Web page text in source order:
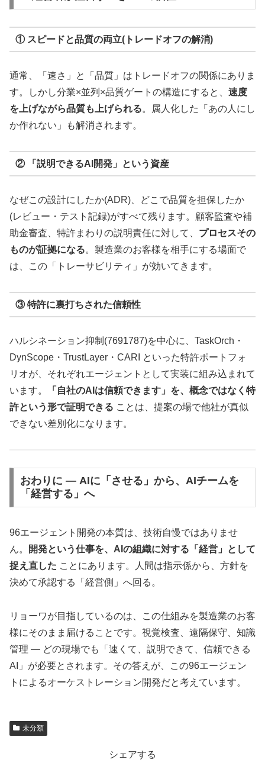
① スピードと品質の両立(トレードオフの解消)
通常、「速さ」と「品質」はトレードオフの関係にありま
す。しかし分業×並列×品質ゲートの構造にすると、 速度
を上げながら品質も上げられる。属人化した「あの人にし
か作れない」も解消されます。
② 「説明できるAI開発」という資産
なぜこの設計にしたか(ADR)、どこで品質を担保したか
(レビュー・テスト記録)がすべて残ります。顧客監査や補
助金審査、特許まわりの説明責任に対して、 プロセスその
ものが証拠になる。製造業のお客様を相手にする場面で
は、この「トレーサビリティ」が効いてきます。
③ 特許に裏打ちされた信頼性
ハルシネーション抑制(7691787)を中心に、TaskOrch・
DynScope・TrustLayer・CARI といった特許ポートフォ
リオが、それぞれエージェントとして実装に組み込まれて
います。
「自社のAIは信頼できます」を、概念ではなく特
許という形で証明できる ことは、提案の場で他社が真似
できない差別化になります。
おわりに ― AIに「させる」から、AIチームを
「経営する」へ
96エージェント開発の本質は、技術自慢ではありませ
ん。
開発という仕事を、AIの組織に対する「経営」として
捉え直した ことにあります。人間は指示係から、方針を
決めて承認する「経営側」へ回る。
リョーワが目指しているのは、この仕組みを製造業のお客
様にそのまま届けることです。視覚検査、遠隔保守、知識
管理 ― どの現場でも「速くて、説明できて、信頼できる
AI」が必要とされます。その答えが、この96エージェン
トによるオーケストレーション開発だと考えています。
未分類
シェアする